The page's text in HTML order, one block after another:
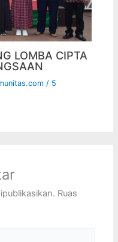
LOMBA CIPTA
/ 5
Ruas